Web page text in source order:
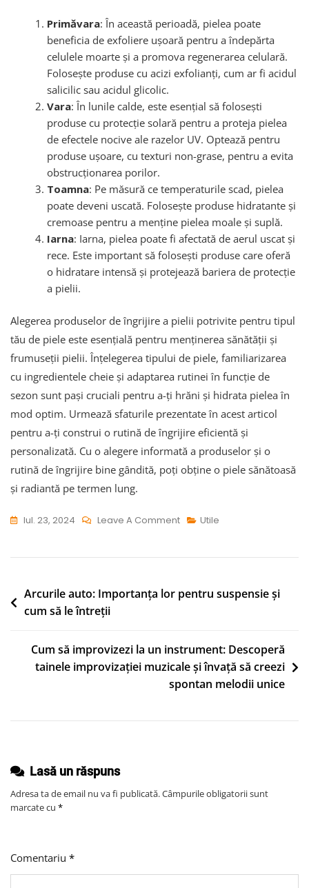
Primăvara: În această perioadă, pielea poate
beneficia de exfoliere ușoară pentru a îndepărta
celulele moarte și a promova regenerarea celulară.
Folosește produse cu acizi exfolianți, cum ar fi acidul
salicilic sau acidul glicolic.
Vara: În lunile calde, este esențial să folosești
produse cu protecție solară pentru a proteja pielea
de efectele nocive ale razelor UV. Optează pentru
produse ușoare, cu texturi non-grase, pentru a evita
obstrucționarea porilor.
Toamna: Pe măsură ce temperaturile scad, pielea
poate deveni uscată. Folosește produse hidratante și
cremoase pentru a menține pielea moale și suplă.
Iarna: Iarna, pielea poate fi afectată de aerul uscat și
rece. Este important să folosești produse care oferă
o hidratare intensă și protejează bariera de protecție
a pielii.
Alegerea produselor de îngrijire a pielii potrivite pentru tipul
tău de piele este esențială pentru menținerea sănătății și
frumuseții pielii. Înțelegerea tipului de piele, familiarizarea
cu ingredientele cheie și adaptarea rutinei în funcție de
sezon sunt pași cruciali pentru a-ți hrăni și hidrata pielea în
mod optim. Urmează sfaturile prezentate în acest articol
pentru a-ți construi o rutină de îngrijire eficientă și
personalizată. Cu o alegere informată a produselor și o
rutină de îngrijire bine gândită, poți obține o piele sănătoasă
și radiantă pe termen lung.
Iul. 23, 2024 Leave A CommentOn
Să
Produsele
A
Pielii
Potrivite
Sfaturi
Și
Utile
Navigare
Arcurile auto: Importanța lor pentru suspensie și
cum să le întreții
Cum să improvizezi la un instrument: Descoperă
tainele improvizației muzicale și învață să creezi
spontan melodii unice
Lasă un răspuns
Adresa ta de email nu va fi publicată.Câmpurile obligatorii sunt
marcate cu *
Comentariu *